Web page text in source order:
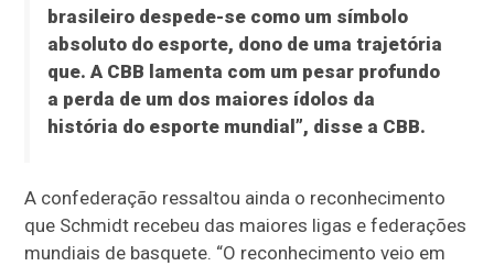
brasileiro despede-se como um símbolo
absoluto do esporte, dono de uma trajetória
que. A CBB lamenta com um pesar profundo
a perda de um dos maiores ídolos da
história do esporte mundial”, disse a CBB.
A confederação ressaltou ainda o reconhecimento
que Schmidt recebeu das maiores ligas e federações
mundiais de basquete. “O reconhecimento veio em